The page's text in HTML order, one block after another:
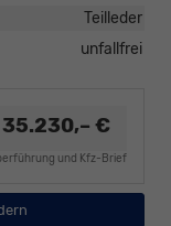
Teilleder
unfallfrei
35.230,– €
und Kfz-Brief